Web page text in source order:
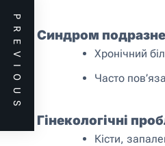
Синдром
Хронічний
Часто
Гінекологічні
Кісти,
PREVIOUS